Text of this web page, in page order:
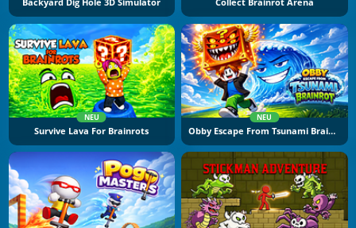
Backyard Dig Hole 3D Simulator Collect Brainrot Arena
NEU
Survive Lava For Brainrots
NEU
Obby Escape From Tsunami Brainrot